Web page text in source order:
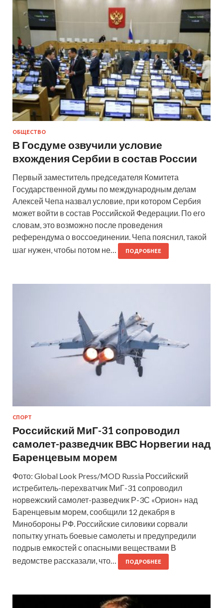
ОБЩЕСТВО
В Госдуме озвучили условие
вхождения Сербии в состав России
Первый заместитель председателя Комитета
Государственной думы по международным делам
Алексей Чепа назвал условие, при котором Сербия
может войти в состав Российской Федерации. По его
словам, это возможно после проведения
референдума о воссоединении. Чепа пояснил, такой
шаг нужен, чтобы потом не…
ПОДРОБНЕЕ
СПОРТ
Российский МиГ-31 сопроводил
самолет-разведчик ВВС Норвегии над
Баренцевым морем
Фото: Global Look Press/MOD Russia Российский
истребитель-перехватчик МиГ-31 сопроводил
норвежский самолет-разведчик Р-3С «Орион» над
Баренцевым морем, сообщили 12 декабря в
Минобороны РФ. Российские силовики сорвали
попытку угнать боевые самолеты и предупредили
подрыв емкостей с опасными веществами В
ведомстве рассказали, что…
ПОДРОБНЕЕ